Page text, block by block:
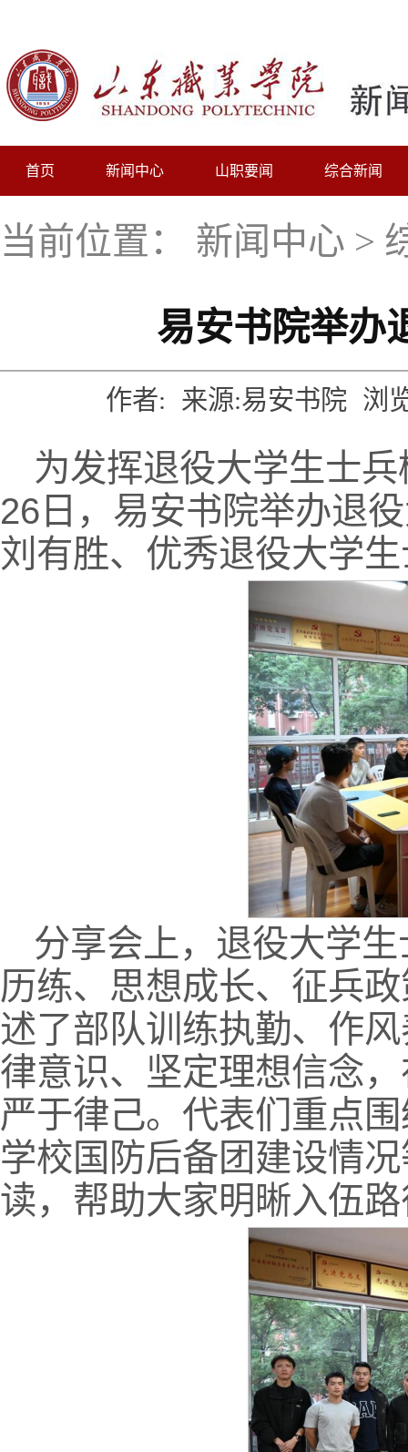
首页 新闻中心 山职要闻 综合新闻
当前位置： 新闻中心 >
易安书院举办
作者: 来源:易安书院 浏
为发挥退役大学生士
26日，易安书院举办退
刘有胜、优秀退役大学
分享会上，退役大学
历练、思想成长、征兵
述了部队训练执勤、作
律意识、坚定理想信念
严于律己。代表们重点
学校国防后备团建设情
读，帮助大家明晰入伍